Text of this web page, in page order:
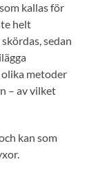
kallas för
helt
sedan
metoder
– av vilket
kan som